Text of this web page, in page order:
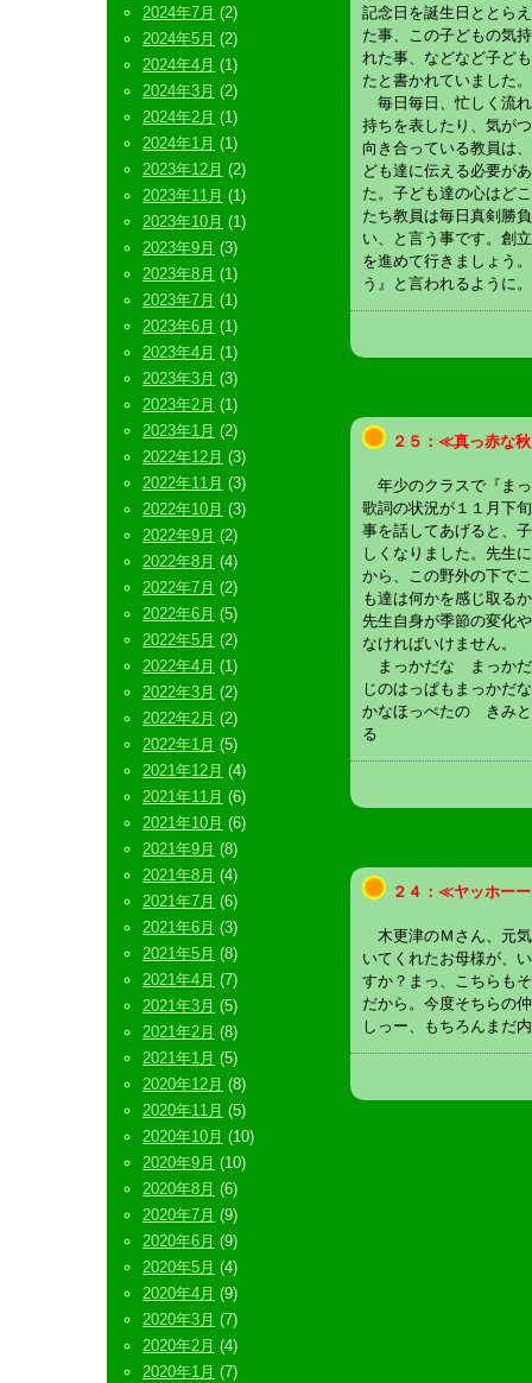
記念日を誕生日ととら
た事、この子どもの気
れた事、などなど子ど
たと書かれていました。
毎日毎日、忙しく流
持ちを表したり、気が
向き合っている教員は
ども達に伝える必要が
た。子ども達の心はど
たち教員は毎日真剣勝
い、と言う事です。創
を進めて行きましょう
う』と言われるように。
２５：≪真っ赤な
年少のクラスで『ま
歌詞の状況が１１月下
事を話してあげると、
しくなりました。先生
から、この野外の下で
も達は何かを感じ取る
先生自身が季節の変化
なければいけません。
まっかだな まっか
じのはっぱもまっか
かなほっぺたの きみ
る
２４：≪ヤッホー
木更津のＭさん、元
いてくれたお母様が、
すか？まっ、こちらも
だから。今度そちらの
しっー、もちろんまだ
2024年7月 (2)
2024年5月 (2)
2024年4月 (1)
2024年3月 (2)
2024年2月 (1)
2024年1月 (1)
2023年12月 (2)
2023年11月 (1)
2023年10月 (1)
2023年9月 (3)
2023年8月 (1)
2023年7月 (1)
2023年6月 (1)
2023年4月 (1)
2023年3月 (3)
2023年2月 (1)
2023年1月 (2)
2022年12月 (3)
2022年11月 (3)
2022年10月 (3)
2022年9月 (2)
2022年8月 (4)
2022年7月 (2)
2022年6月 (5)
2022年5月 (2)
2022年4月 (1)
2022年3月 (2)
2022年2月 (2)
2022年1月 (5)
2021年12月 (4)
2021年11月 (6)
2021年10月 (6)
2021年9月 (8)
2021年8月 (4)
2021年7月 (6)
2021年6月 (3)
2021年5月 (8)
2021年4月 (7)
2021年3月 (5)
2021年2月 (8)
2021年1月 (5)
2020年12月 (8)
2020年11月 (5)
2020年10月 (10)
2020年9月 (10)
2020年8月 (6)
2020年7月 (9)
2020年6月 (9)
2020年5月 (4)
2020年4月 (9)
2020年3月 (7)
2020年2月 (4)
2020年1月 (7)